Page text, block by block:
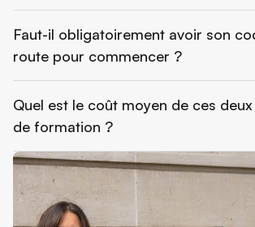
Faut-il obligatoirement avoir son
route pour commencer ?
Quel est le coût moyen de ces
de formation ?